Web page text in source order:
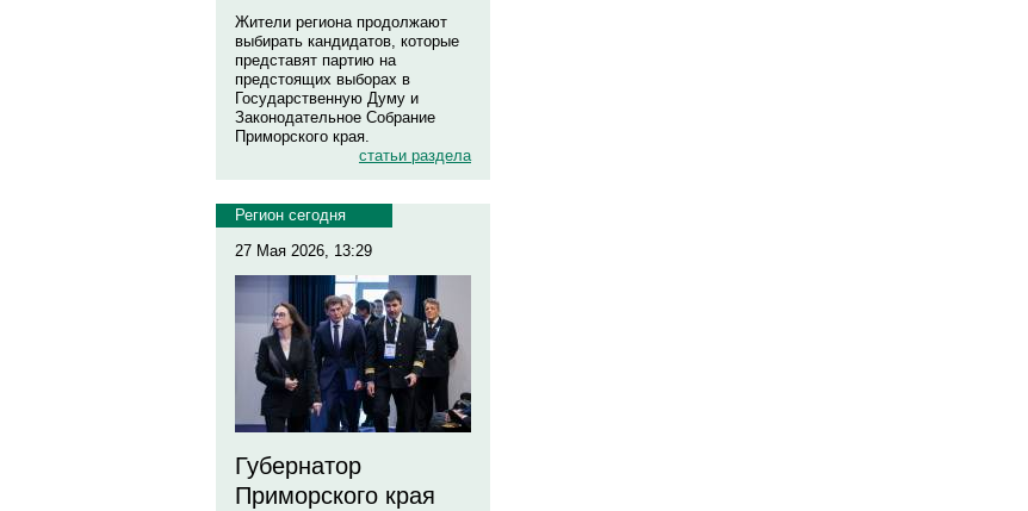
Жители региона продолжают
выбирать кандидатов, которые
представят партию на
предстоящих выборах в
Государственную Думу и
Законодательное Собрание
Приморского края.
статьи раздела
Регион сегодня
27 Мая 2026, 13:29
Губернатор
Приморского края